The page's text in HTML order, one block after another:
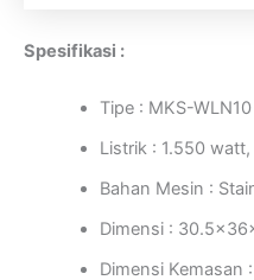
Spesifikasi :
Tipe : MKS-WLN10
Listrik : 1.550
Bahan Mesin :
Dimensi :
Dimensi